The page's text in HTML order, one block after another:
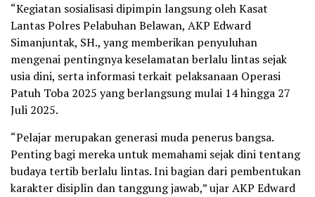
“Kegiatan sosialisasi dipimpin langsung oleh Kasat
Lantas Polres Pelabuhan Belawan, AKP Edward
Simanjuntak, SH., yang memberikan penyuluhan
mengenai pentingnya keselamatan berlalu lintas sejak
usia dini, serta informasi terkait pelaksanaan Operasi
Patuh Toba 2025 yang berlangsung mulai 14 hingga 27
Juli 2025.
“Pelajar merupakan generasi muda penerus bangsa.
Penting bagi mereka untuk memahami sejak dini tentang
budaya tertib berlalu lintas. Ini bagian dari pembentukan
karakter disiplin dan tanggung jawab,” ujar AKP Edward